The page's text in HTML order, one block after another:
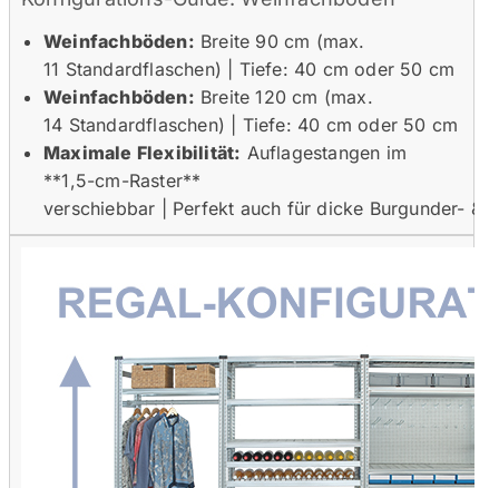
Weinfachböden: Breite 90 cm (max.
11 Standardflaschen) | Tiefe: 40 cm oder 50 cm
Weinfachböden: Breite 120 cm (max.
14 Standardflaschen) | Tiefe: 40 cm oder 50 cm
Maximale Flexibilität: Auflagestangen im
**1,5-cm-Raster**
verschiebbar | Perfekt auch für dicke Burgunder- &